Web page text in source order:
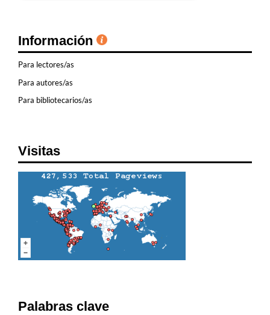
Información
Para lectores/as
Para autores/as
Para bibliotecarios/as
Visitas
Palabras clave